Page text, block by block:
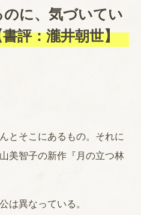
に、気づいてい
評：瀧井朝世】
とそこにあるもの。それに
美智子の新作『月の立つ林
は異なっている。